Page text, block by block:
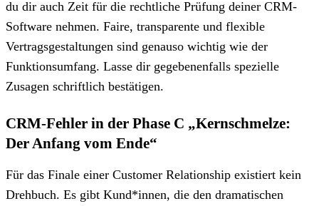
du dir auch Zeit für die rechtliche Prüfung deiner CRM-
Software nehmen. Faire, transparente und flexible
Vertragsgestaltungen sind genauso wichtig wie der
Funktionsumfang. Lasse dir gegebenenfalls spezielle
Zusagen schriftlich bestätigen.
CRM-Fehler in der Phase C „Kernschmelze:
Der Anfang vom Ende“
Für das Finale einer Customer Relationship existiert kein
Drehbuch. Es gibt Kund*innen, die den dramatischen